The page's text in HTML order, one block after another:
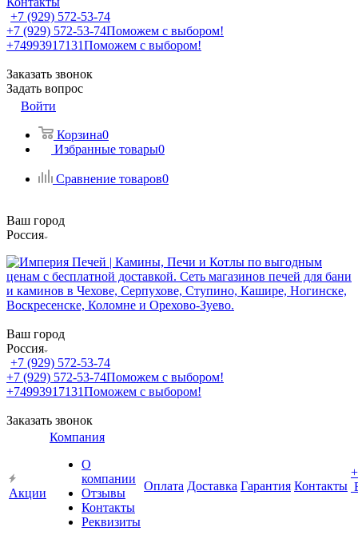
+7 (929) 572-53-74
+7 (929) 572-53-74Поможем с выбором!
+74993917131Поможем с выбором!
Заказать звонок
Задать вопрос
Войти
Корзина0
Избранные товары0
Сравнение товаров0
Ваш город
Россия
Ваш город
Россия
+7 (929) 572-53-74
+7 (929) 572-53-74Поможем с выбором!
+74993917131Поможем с выбором!
Заказать звонок
Акции
Компания
О
компании
Отзывы
Контакты
Реквизиты
Оплата Доставка Гарантия Контакты
+